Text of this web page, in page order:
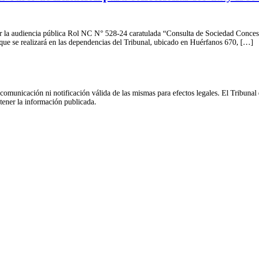
audiencia pública Rol NC N° 528-24 caratulada “Consulta de Sociedad
se realizará en las dependencias del Tribunal, ubicado en Huérfanos 670, […]
ni notificación válida de las mismas para efectos legales. El
la información publicada.